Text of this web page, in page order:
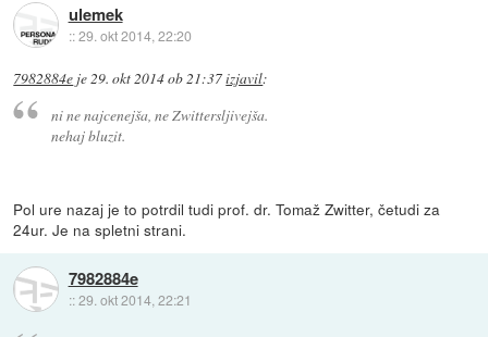
ulemek
::29. okt 2014, 22:20
7982884e je29. okt 2014 ob 21:37izjavil:
ni ne najcenejša, ne Zwittersljivejša.
nehaj bluzit.
Pol ure nazaj je to potrdil tudi prof. dr. Tomaž Zwitter, četudi za
24ur. Je na spletni strani.
7982884e
::29. okt 2014, 22:21